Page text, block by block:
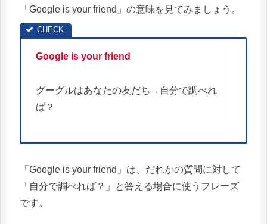
「Google is your friend」の意味を見てみましょう。
Google is your friend
グーグルはあなたの友だち→自分で調べれ
ば？
「Google is your friend」は、だれかの質問に対して
「自分で調べれば？」と答える場合に使うフレーズ
です。